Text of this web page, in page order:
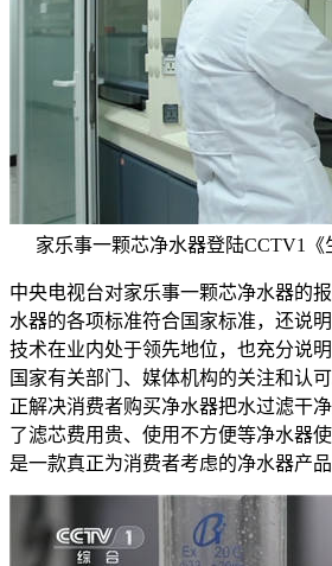
家乐事一颗芯净水器登陆CCTV1《
中央电视台对家乐事一颗芯净水器的
水器的各项标准符合国家标准，还说
技术在业内处于领先地位，也充分说
国家有关部门、媒体机构的关注和认
正解决消费者购买净水器把水过滤干
了滤芯费用贵、使用不方便等净水器
是一款真正为消费者考虑的净水器产品